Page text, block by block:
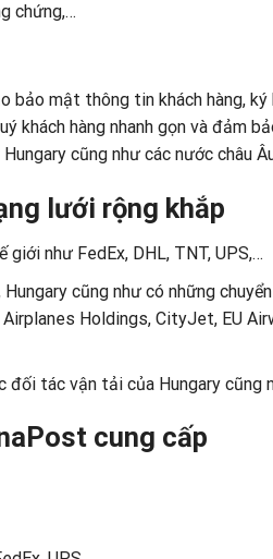
chứng,…
bảo mật thông tin khách hàng, ký
khách hàng nhanh gọn và đảm
cũng như các nước châu
lưới rộng khắp
như FedEx, DHL, TNT, UPS,…
cũng như có những
Holdings, CityJet, EU
tác vận tải của Hungary cũng
cung cấp